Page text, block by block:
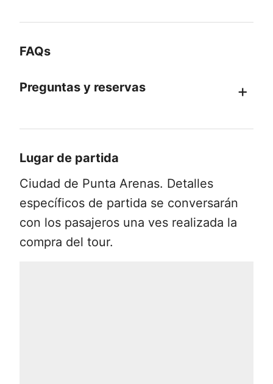
FAQs
Preguntas y reservas
mismo del sitio web. Un ejecutivo se
pondrá en contacto contigo para
responder todas tus preguntas y
entregarte información de calidad.
Lugar de partida
Ciudad de Punta Arenas. Detalles
específicos de partida se conversarán
con los pasajeros una ves realizada la
compra del tour.